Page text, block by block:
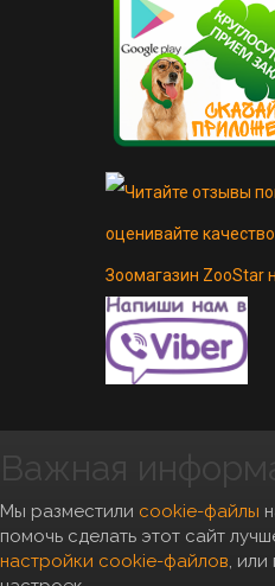
Copyright 2010-
Важная
Мы разместили cookie-файлы
помочь сделать этот сайт
настройки cookie-файлов, или